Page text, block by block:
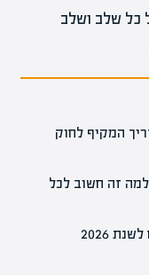
כל שלב ושלב
המקיף לחוק
זה חשוב לכל
2026